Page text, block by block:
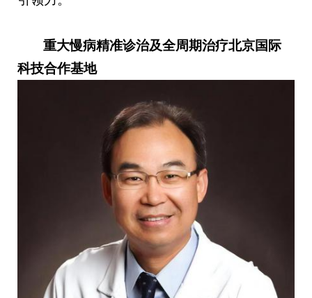
重大慢病精准诊治及全周期治疗北京国际
科技合作基地